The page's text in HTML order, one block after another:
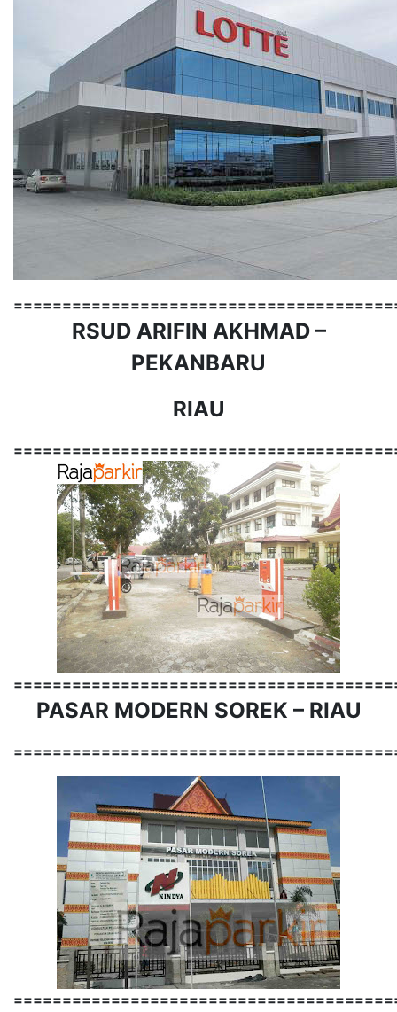
RSUD ARIFIN AKHMAD –
PEKANBARU
RIAU
PASAR MODERN SOREK – RIAU